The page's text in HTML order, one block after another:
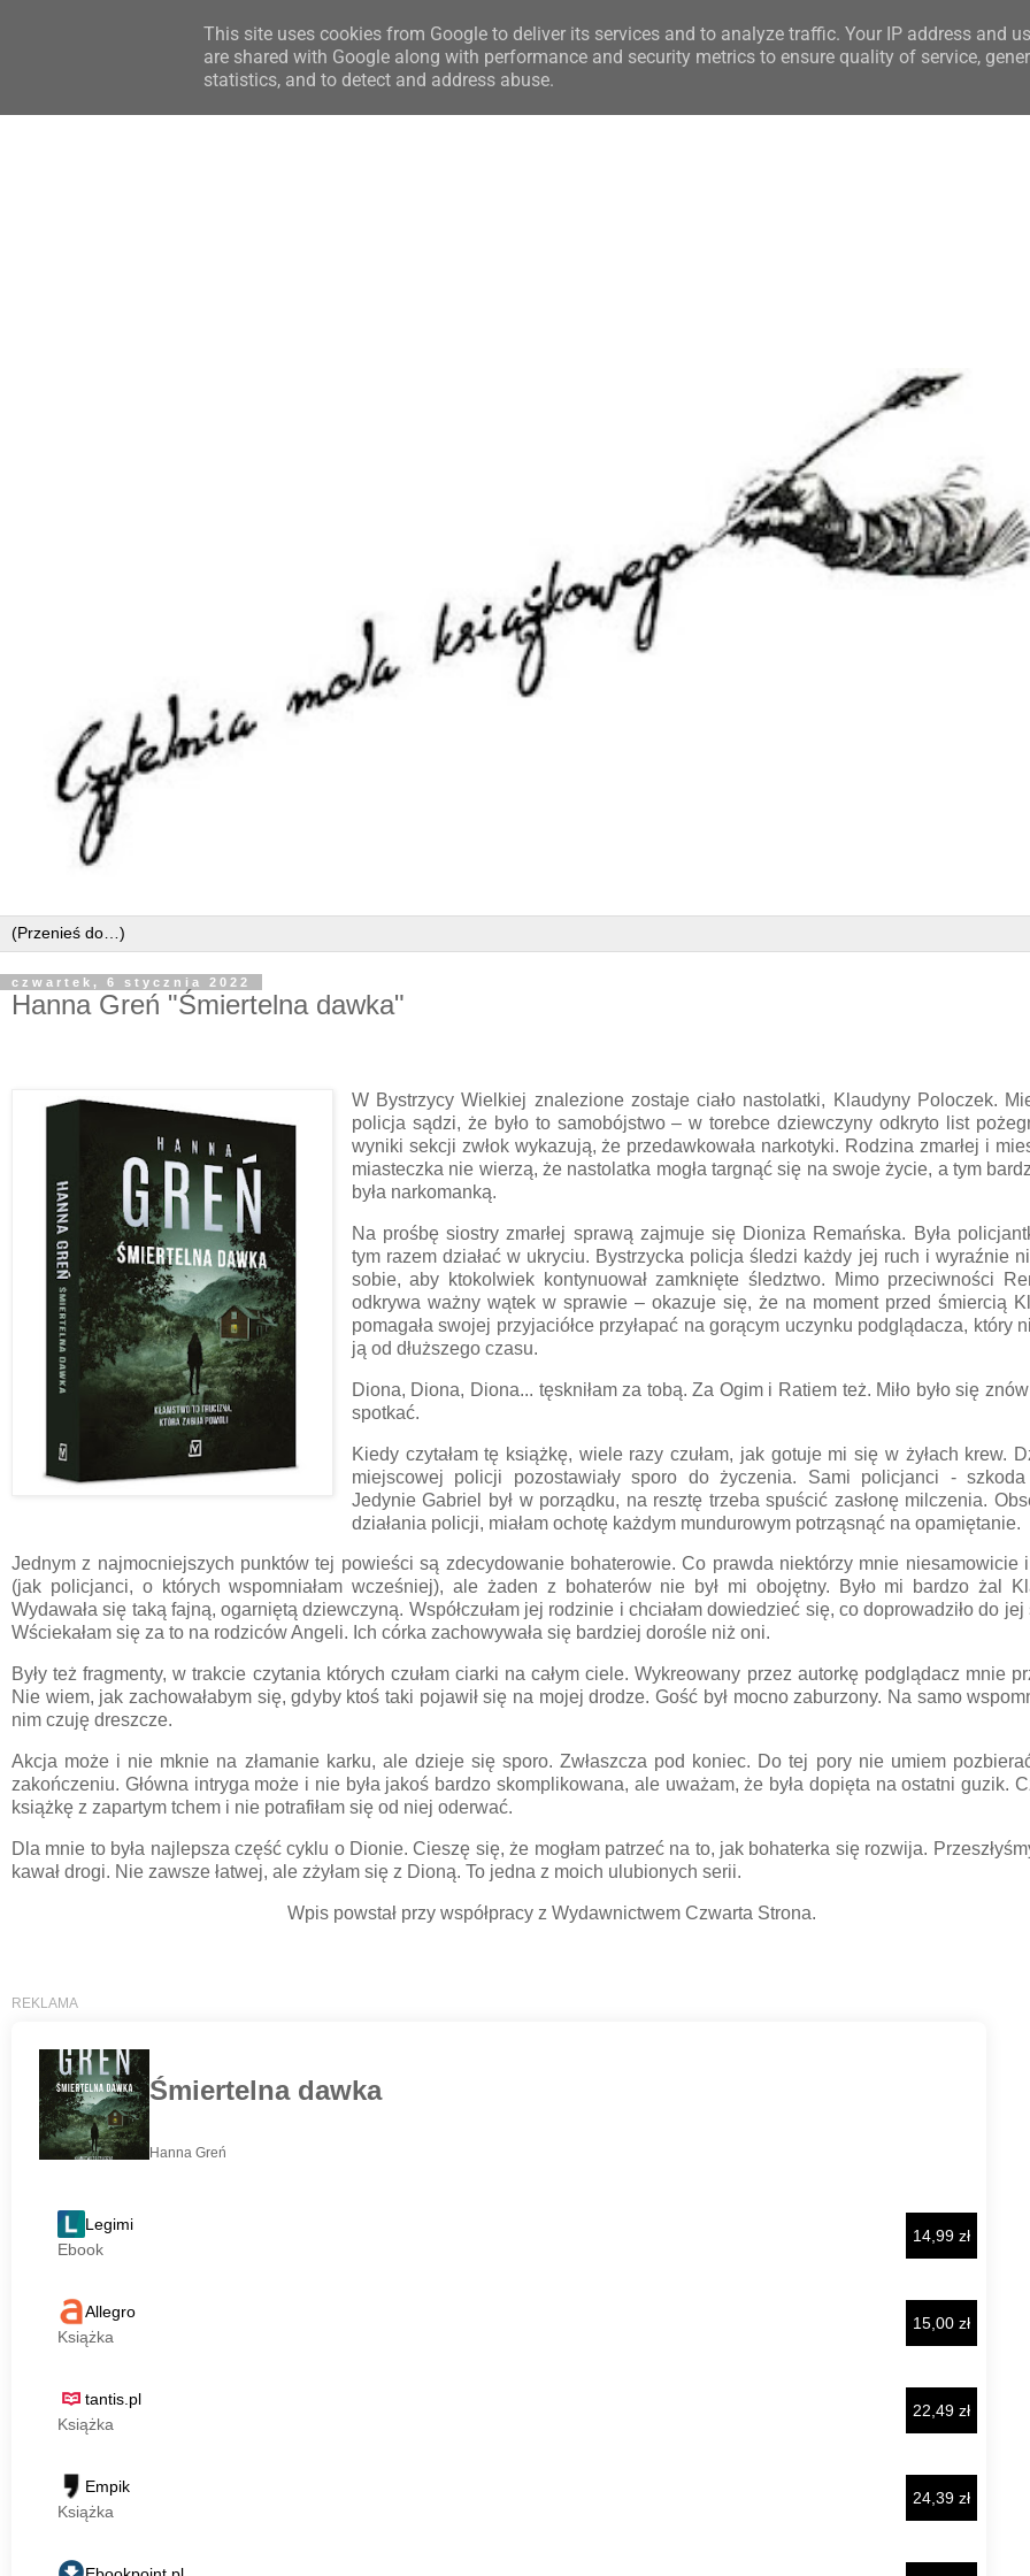
czwartek, 6 stycznia 2022
Hanna Greń "Śmiertelna dawka"
W Bystrzycy Wielkiej znalezione zostaje ciało nastolatki, Klaudyny Poloczek.
policja sądzi, że było to samobójstwo – w torebce dziewczyny odkryto list
wyniki sekcji zwłok wykazują, że przedawkowała narkotyki. Rodzina zmarłej i
miasteczka nie wierzą, że nastolatka mogła targnąć się na swoje życie, a tym
była narkomanką.
Na prośbę siostry zmarłej sprawą zajmuje się Dioniza Remańska. Była
tym razem działać w ukryciu. Bystrzycka policja śledzi każdy jej ruch i wyraźnie
sobie, aby ktokolwiek kontynuował zamknięte śledztwo. Mimo przeciwności
odkrywa ważny wątek w sprawie – okazuje się, że na moment przed śmiercią
pomagała swojej przyjaciółce przyłapać na gorącym uczynku podglądacza, który
ją od dłuższego czasu.
Diona, Diona, Diona... tęskniłam za tobą. Za Ogim i Ratiem też. Miło było się
spotkać.
Kiedy czytałam tę książkę, wiele razy czułam, jak gotuje mi się w żyłach krew.
miejscowej policji pozostawiały sporo do życzenia. Sami policjanci -
Jedynie Gabriel był w porządku, na resztę trzeba spuścić zasłonę milczenia.
działania policji, miałam ochotę każdym mundurowym potrząsnąć na opamiętanie.
Jednym z najmocniejszych punktów tej powieści są zdecydowanie bohaterowie. Co prawda niektórzy mnie niesamowicie
(jak policjanci, o których wspomniałam wcześniej), ale żaden z bohaterów nie był mi obojętny. Było mi bardzo żal
Wydawała się taką fajną, ogarniętą dziewczyną. Współczułam jej rodzinie i chciałam dowiedzieć się, co doprowadziło do jej
Wściekałam się za to na rodziców Angeli. Ich córka zachowywała się bardziej dorośle niż oni.
Były też fragmenty, w trakcie czytania których czułam ciarki na całym ciele. Wykreowany przez autorkę podglądacz mnie
Nie wiem, jak zachowałabym się, gdyby ktoś taki pojawił się na mojej drodze. Gość był mocno zaburzony. Na samo
nim czuję dreszcze.
Akcja może i nie mknie na złamanie karku, ale dzieje się sporo. Zwłaszcza pod koniec. Do tej pory nie umiem
zakończeniu. Główna intryga może i nie była jakoś bardzo skomplikowana, ale uważam, że była dopięta na ostatni guzik.
książkę z zapartym tchem i nie potrafiłam się od niej oderwać.
Dla mnie to była najlepsza część cyklu o Dionie. Cieszę się, że mogłam patrzeć na to, jak bohaterka się rozwija.
kawał drogi. Nie zawsze łatwej, ale zżyłam się z Dioną. To jedna z moich ulubionych serii.
Wpis powstał przy współpracy z Wydawnictwem Czwarta Strona.
This site uses cookies from Google to deliver its services and to analyze traffic. Your IP address and
are shared with Google along with performance and security metrics to ensure quality of service,
statistics, and to detect and address abuse.